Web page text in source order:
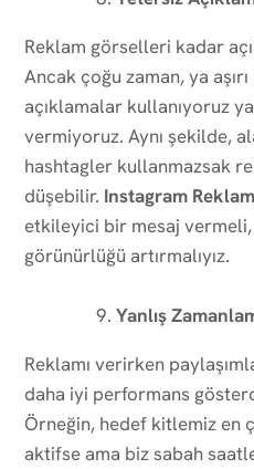
Reklam görselleri kadar
Ancak çoğu zaman, ya aşırı
açıklamalar kullanıyoruz
vermiyoruz. Aynı şekilde,
hashtagler kullanmazsak
düşebilir. Instagram Reklam
etkileyici bir mesaj
görünürlüğü artırmalıyız.
Yanlış
Reklamı verirken
daha iyi performans
Örneğin, hedef kitlemiz en
aktifse ama biz sabah